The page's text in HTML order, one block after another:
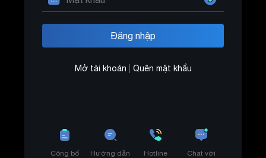
Mở tài khoản Quên mật khẩu
Công bố
Hướng dẫn
Hotline
Chat với